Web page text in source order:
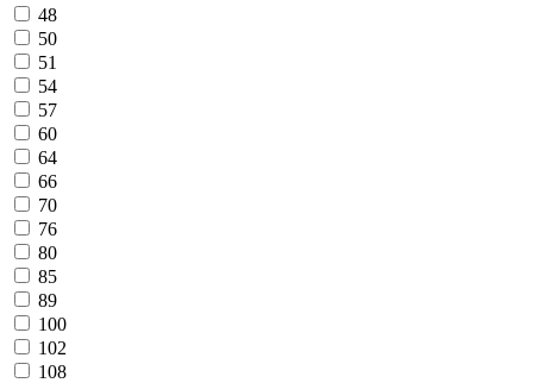
48
50
51
54
57
60
64
66
70
76
80
85
89
100
102
108